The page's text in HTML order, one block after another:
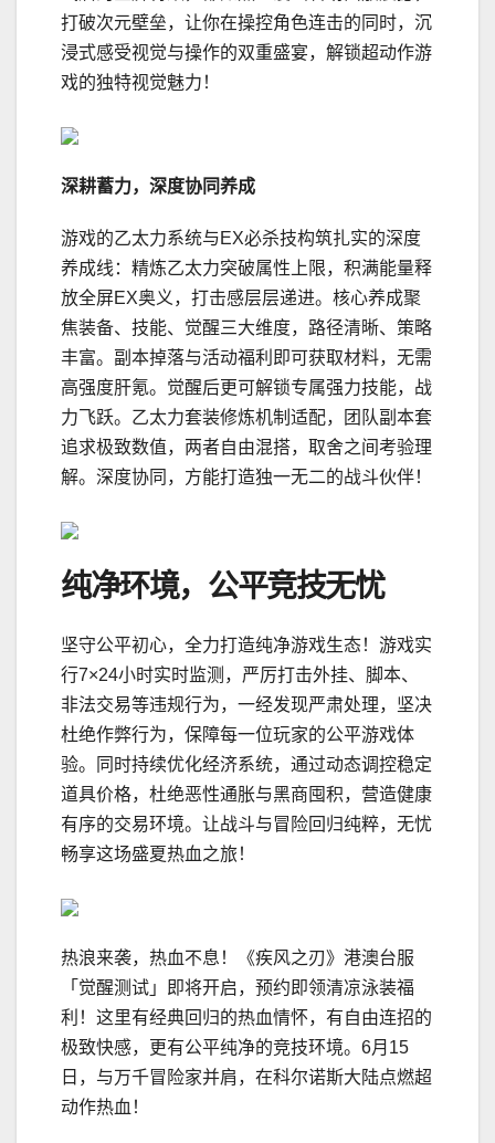
打破次元壁垒，让你在操控角色连击的同时，沉
浸式感受视觉与操作的双重盛宴，解锁超动作游
戏的独特视觉魅力！
深耕蓄力，深度协同养成
游戏的乙太力系统与EX必杀技构筑扎实的深度
养成线：精炼乙太力突破属性上限，积满能量释
放全屏EX奥义，打击感层层递进。核心养成聚
焦装备、技能、觉醒三大维度，路径清晰、策略
丰富。副本掉落与活动福利即可获取材料，无需
高强度肝氪。觉醒后更可解锁专属强力技能，战
力飞跃。乙太力套装修炼机制适配，团队副本套
追求极致数值，两者自由混搭，取舍之间考验理
解。深度协同，方能打造独一无二的战斗伙伴！
纯净环境，公平竞技无忧
坚守公平初心，全力打造纯净游戏生态！游戏实
行7×24小时实时监测，严厉打击外挂、脚本、
非法交易等违规行为，一经发现严肃处理，坚决
杜绝作弊行为，保障每一位玩家的公平游戏体
验。同时持续优化经济系统，通过动态调控稳定
道具价格，杜绝恶性通胀与黑商囤积，营造健康
有序的交易环境。让战斗与冒险回归纯粹，无忧
畅享这场盛夏热血之旅！
热浪来袭，热血不息！《疾风之刃》港澳台服
「觉醒测试」即将开启，预约即领清凉泳装福
利！这里有经典回归的热血情怀，有自由连招的
极致快感，更有公平纯净的竞技环境。6月15
日，与万千冒险家并肩，在科尔诺斯大陆点燃超
动作热血！